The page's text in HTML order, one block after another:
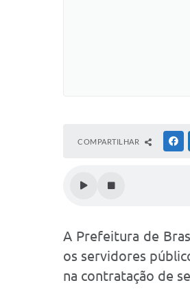
COMPARTILHAR
A Prefeitura de
os servidores
na contratação de